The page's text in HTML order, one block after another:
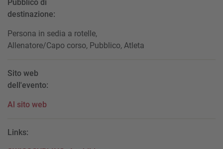
Pubblico di
destinazione:
Persona in sedia a rotelle,
Allenatore/Capo corso, Pubblico, Atleta
Sito web
dell'evento:
Al sito web
Links: